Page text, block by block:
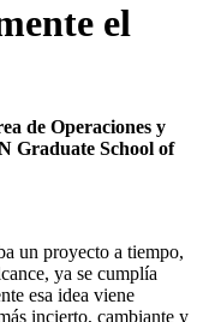
el
de Operaciones y
Graduate School of
un proyecto a tiempo,
ya se cumplía
esa idea viene
incierto, cambiante y